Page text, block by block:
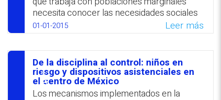
WhatsApp
Facebook
Twitter
Email
necesita conocer las necesidades sociales
y afectivas de sus alumnos y adquirir
estrategias psicopedagógicas específicas.
La investigación que se delinea, junto con
estudios anteriores, evidenció la eficacia de
la propuesta.
WhatsApp
Facebook
Twitter
Email
01-01-2015 Leer más
סיכום
De la disciplina al control: niños en
riesgo y dispositivos asistenciales en
el centro de México
Los mecanismos implementados en la